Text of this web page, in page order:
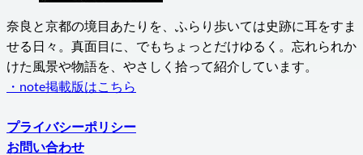
奈良と京都の境目あたりを、ふらり歩いては史跡に耳をすま
せる日々。真面目に、でもちょっとだけゆるく。忘れられか
けた風景や物語を、やさしく拾って紹介しています。
・note掲載版はこちら
プライバシーポリシー
お問い合わせ